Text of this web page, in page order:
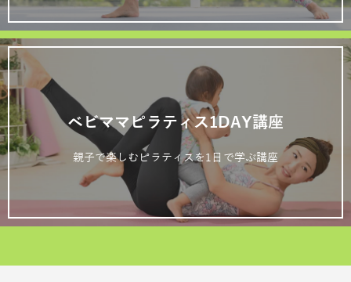
ベビママピラティス1DAY講座
親子で楽しむピラティスを1日で学ぶ講座